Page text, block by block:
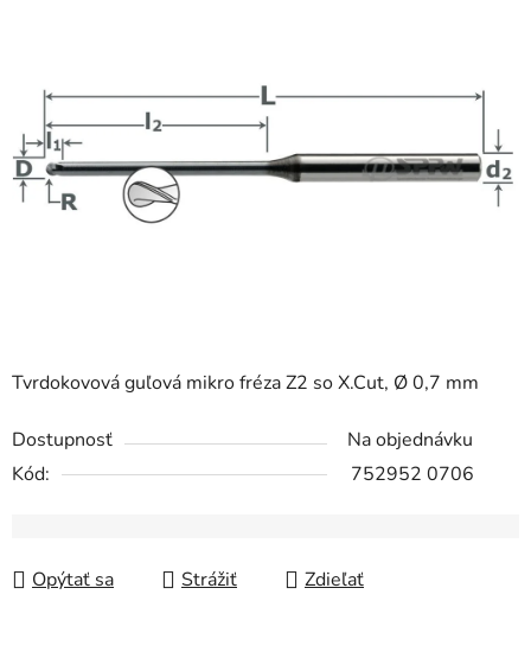
Tvrdokovová guľová mikro fréza Z2 so X.Cut, Ø 0,7 mm
Dostupnosť
Na objednávku
Kód:
752952 0706
Opýtať sa Strážiť Zdieľať
hviezdičiek.